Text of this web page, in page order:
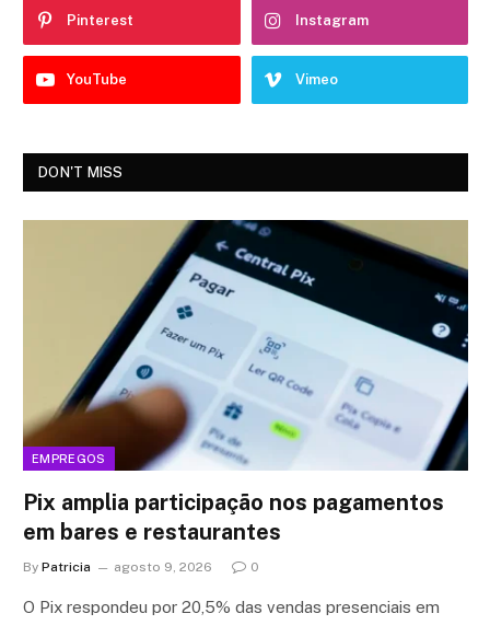
Pinterest Instagram
YouTube Vimeo
DON'T MISS
EMPREGOS
Pix amplia participação nos pagamentos
em bares e restaurantes
By Patricia agosto 9, 2026 0
O Pix respondeu por 20,5% das vendas presenciais em